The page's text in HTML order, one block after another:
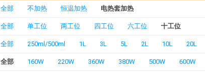
全部 不加热 恒温加热 电热套加热
全部 单工位 两工位 四工位 六工位 十工位
全部 250ml/500ml 1L 3L 5L 2L 10L 20L
全部 160W 220W 360W 380W 500W 600W